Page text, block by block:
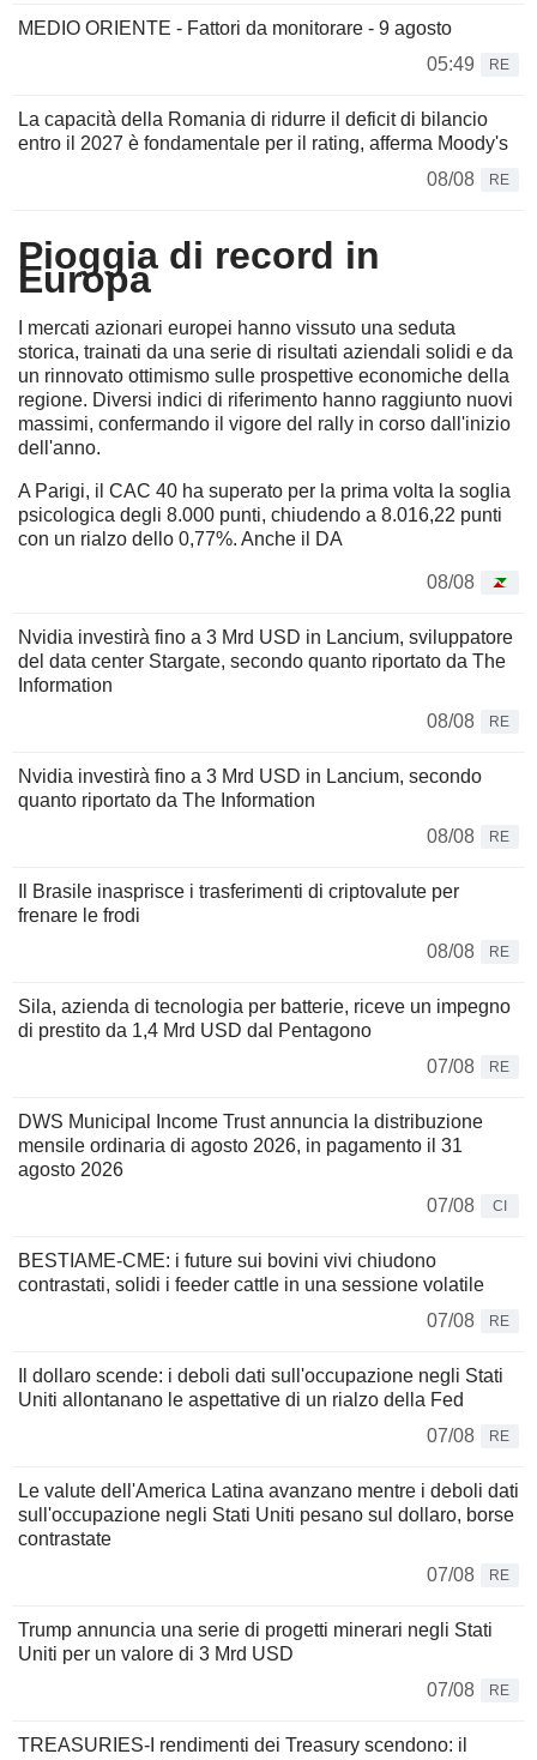
MEDIO ORIENTE - Fattori da monitorare - 9 agosto
05:49
RE
La capacità della Romania di ridurre il deficit di bilancio
entro il 2027 è fondamentale per il rating, afferma Moody's
08/08
RE
Pioggia di record in
Europa
I mercati azionari europei hanno vissuto una seduta
storica, trainati da una serie di risultati aziendali solidi e da
un rinnovato ottimismo sulle prospettive economiche della
regione. Diversi indici di riferimento hanno raggiunto nuovi
massimi, confermando il vigore del rally in corso dall'inizio
dell'anno.
A Parigi, il CAC 40 ha superato per la prima volta la soglia
psicologica degli 8.000 punti, chiudendo a 8.016,22 punti
con un rialzo dello 0,77%. Anche il DA
08/08
Nvidia investirà fino a 3 Mrd USD in Lancium, sviluppatore
del data center Stargate, secondo quanto riportato da The
Information
08/08
RE
Nvidia investirà fino a 3 Mrd USD in Lancium, secondo
quanto riportato da The Information
08/08
RE
Il Brasile inasprisce i trasferimenti di criptovalute per
frenare le frodi
08/08
RE
Sila, azienda di tecnologia per batterie, riceve un impegno
di prestito da 1,4 Mrd USD dal Pentagono
07/08
RE
DWS Municipal Income Trust annuncia la distribuzione
mensile ordinaria di agosto 2026, in pagamento il 31
agosto 2026
07/08
CI
BESTIAME-CME: i future sui bovini vivi chiudono
contrastati, solidi i feeder cattle in una sessione volatile
07/08
RE
Il dollaro scende: i deboli dati sull'occupazione negli Stati
Uniti allontanano le aspettative di un rialzo della Fed
07/08
RE
Le valute dell'America Latina avanzano mentre i deboli dati
sull'occupazione negli Stati Uniti pesano sul dollaro, borse
contrastate
07/08
RE
Trump annuncia una serie di progetti minerari negli Stati
Uniti per un valore di 3 Mrd USD
07/08
RE
TREASURIES-I rendimenti dei Treasury scendono: il